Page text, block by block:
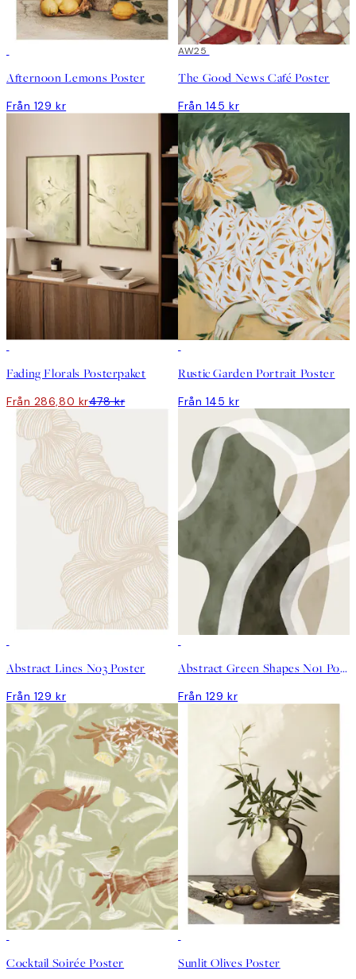
Afternoon Lemons Poster
Från 129 kr
AW25
The Good News Café Poster
Från 145 kr
Fading Florals Posterpaket
Från 286,80 kr478 kr
Rustic Garden Portrait Poster
Från 145 kr
Abstract Lines No3 Poster
Från 129 kr
Abstract Green Shapes No1 Poster
Från 129 kr
Cocktail Soirée Poster Sunlit Olives Poster